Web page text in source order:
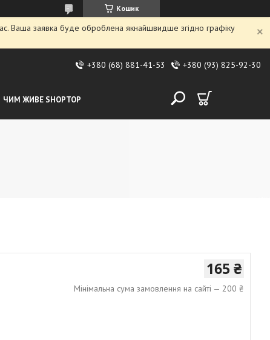
Кошик
Ваша заявка буде оброблена якнайшвидше згідно графіку
+380 (68) 881-41-53 +380 (93) 825-92-30
ЧИМ ЖИВЕ SHOPTOP
165 ₴
Мінімальна сума замовлення на сайті — 200 ₴